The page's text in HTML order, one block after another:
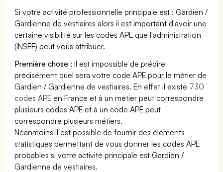
Si votre activité professionnelle principale est : Gardien /
Gardienne de vestiaires alors il est important d'avoir une
certaine visibilité sur les codes APE que l'administration
(INSEE) peut vous attribuer.
Première chose : il est impossible de prédire
précisément quel sera votre code APE pour le métier de
Gardien / Gardienne de vestiaires. En effet il existe 730
codes APE en France et à un métier peut correspondre
plusieurs codes APE et à un code APE peut
correspondre plusieurs métiers.
Néanmoins il est possible de fournir des éléments
statistiques permettant de vous donner les codes APE
probables si votre activité principale est Gardien /
Gardienne de vestiaires.